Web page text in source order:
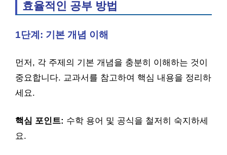
효율적인 공부 방법
1단계: 기본 개념 이해
먼저, 각 주제의 기본 개념을 충분히 이해하는 것이
중요합니다. 교과서를 참고하여 핵심 내용을 정리하
세요.
핵심 포인트: 수학 용어 및 공식을 철저히 숙지하세
요.